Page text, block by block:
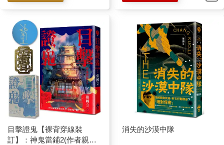
目擊證鬼【裸背穿線裝
訂】：神鬼當鋪2(作者親簽
消失的沙漠中隊